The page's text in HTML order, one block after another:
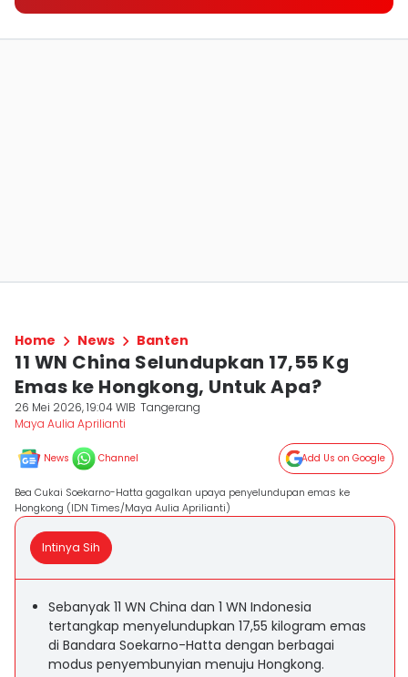
Home News Banten
11 WN China Selundupkan 17,55 Kg
Emas ke Hongkong, Untuk Apa?
26 Mei 2026, 19:04 WIB Tangerang
Maya Aulia Aprilianti
News Channel Add Us on Google
Bea Cukai Soekarno-Hatta gagalkan upaya penyelundupan emas ke
Hongkong (IDN Times/Maya Aulia Aprilianti)
Intinya Sih
Sebanyak 11 WN China dan 1 WN Indonesia
tertangkap menyelundupkan 17,55 kilogram emas
di Bandara Soekarno-Hatta dengan berbagai
modus penyembunyian menuju Hongkong.